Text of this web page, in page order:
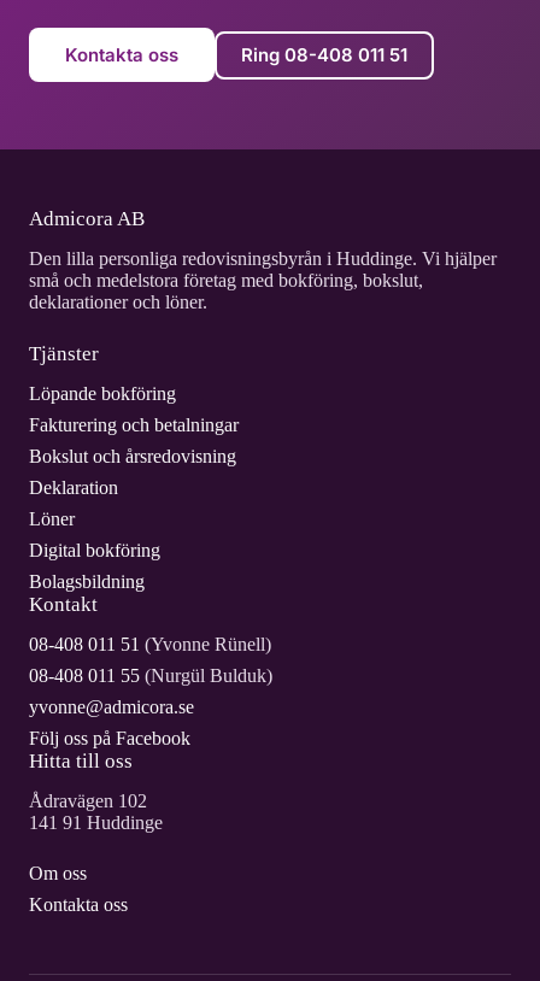
Kontakta oss Ring 08-408 011 51
Admicora AB
Den lilla personliga redovisningsbyrån i Huddinge. Vi hjälper
små och medelstora företag med bokföring, bokslut,
deklarationer och löner.
Tjänster
Löpande bokföring
Fakturering och betalningar
Bokslut och årsredovisning
Deklaration
Löner
Digital bokföring
Bolagsbildning
Kontakt
08-408 011 51 (Yvonne Rünell)
08-408 011 55 (Nurgül Bulduk)
yvonne@admicora.se
Följ oss på Facebook
Hitta till oss
Ådravägen 102
141 91 Huddinge
Om oss
Kontakta oss